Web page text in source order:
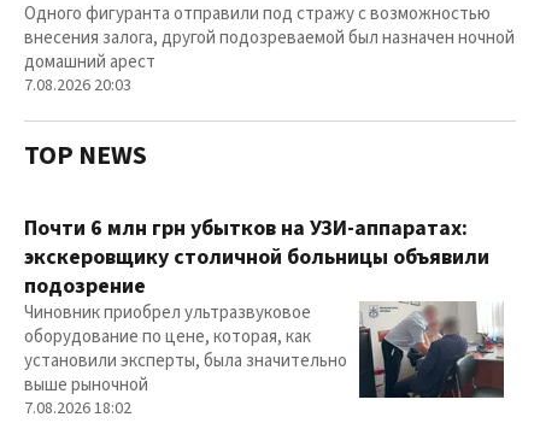
Одного фигуранта отправили под стражу с возможностью
внесения залога, другой подозреваемой был назначен ночной
домашний арест
7.08.2026 20:03
TOP NEWS
Почти 6 млн грн убытков на УЗИ-аппаратах:
экскеровщику столичной больницы объявили
подозрение
Чиновник приобрел ультразвуковое
оборудование по цене, которая, как
установили эксперты, была значительно
выше рыночной
7.08.2026 18:02